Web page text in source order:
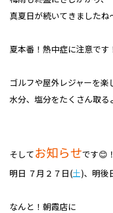
真夏日が続いてきました
夏本番！熱中症に注意です
ゴルフや屋外レジャーを楽
水分、塩分をたくさん取
そして お知らせです😊
明日 ７月２７日(土)、明後
なんと！朝霞店に